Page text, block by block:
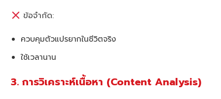
ข้อจำกัด:
ควบคุมตัวแปรยากในชีวิตจริง
ใช้เวลานาน
3. การวิเคราะห์เนื้อหา (Content Analysis)